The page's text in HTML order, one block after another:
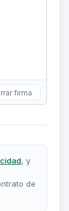
firma
, y
de